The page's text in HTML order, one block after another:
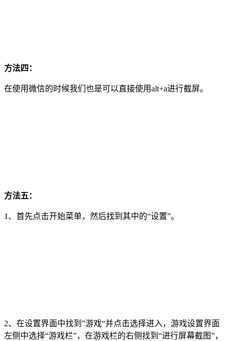
方法四：
在使用微信的时候我们也是可以直接使用alt+a进行截屏。
方法五：
1、首先点击开始菜单，然后找到其中的“设置”。
2、在设置界面中找到”游戏“并点击选择进入，游戏设置界面
左侧中选择“游戏栏”，在游戏栏的右侧找到“进行屏幕截图”，